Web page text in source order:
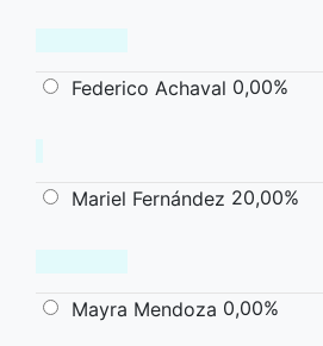
Federico Achaval 0,00%
Mariel Fernández 20,00%
Mayra Mendoza 0,00%